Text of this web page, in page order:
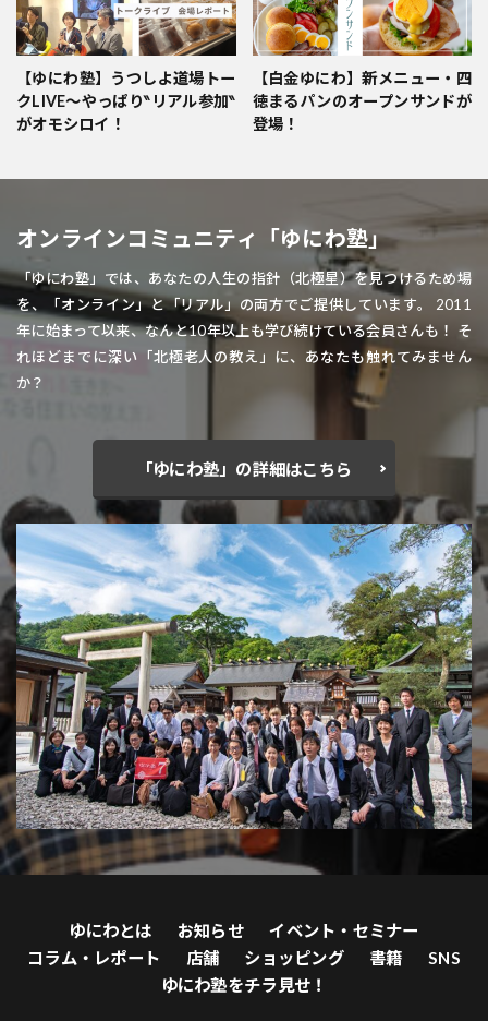
【ゆにわ塾】うつしよ道場トー
クLIVE～やっぱり‶リアル参加‶
がオモシロイ！
【白金ゆにわ】新メニュー・四
徳まるパンのオープンサンドが
登場！
オンラインコミュニティ「ゆにわ塾」
「ゆにわ塾」では、あなたの人生の指針（北極星）を見つけるため場
を、「オンライン」と「リアル」の両方でご提供しています。 2011
年に始まって以来、なんと10年以上も学び続けている会員さんも！ そ
れほどまでに深い「北極老人の教え」に、あなたも触れてみません
か？
「ゆにわ塾」の詳細はこちら
ゆにわとは お知らせ
イベント・セミナー
コラム・レポート
店舗 ショッピング 書籍
SNS
ゆにわ塾をチラ見せ！